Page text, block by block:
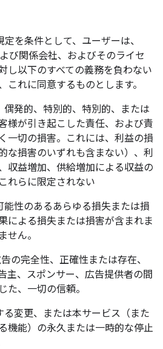
を条件として、ユーザーは、
び関係会社、およびそのライセ
し以下のすべての義務を負わない
これに同意するものとします。
偶発的、特別的、特別的、または
様が引き起こした責任、および責
一切の損害。これには、利益の損
な損害のいずれも含まない）、利
収益増加、供給増加による収益の
れらに限定されない
能性のあるあらゆる損失または損
による損失または損害が含まれま
せん。
の完全性、正確性または存在、
主、スポンサー、広告提供者の間
た、一切の信頼。
る変更、または本サービス（また
機能）の永久または一時的な停止